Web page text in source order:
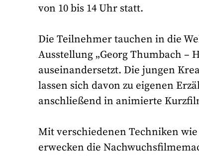
von 10 bis 14 Uhr statt.
Die Teilnehmer tauchen in die
Ausstellung „Georg Thumbach –
auseinandersetzt. Die jungen
lassen sich davon zu eigenen
anschließend in animierte
Mit verschiedenen Techniken
erwecken die